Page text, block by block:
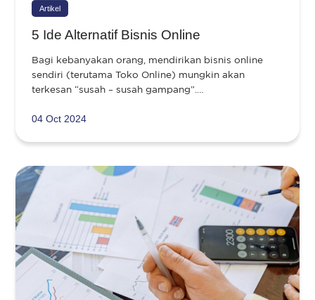
Artikel
5 Ide Alternatif Bisnis Online
Bagi kebanyakan orang, mendirikan bisnis online
sendiri (terutama Toko Online) mungkin akan
terkesan “susah – susah gampang”.…
04 Oct 2024